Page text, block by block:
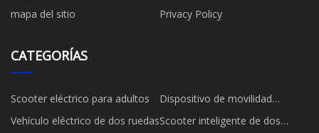
mapa del sitio
Privacy Policy
CATEGORÍAS
Scooter eléctrico para adultos
Dispositivo de movilidad
personal
Vehículo eléctrico de dos ruedasScooter inteligente de dos